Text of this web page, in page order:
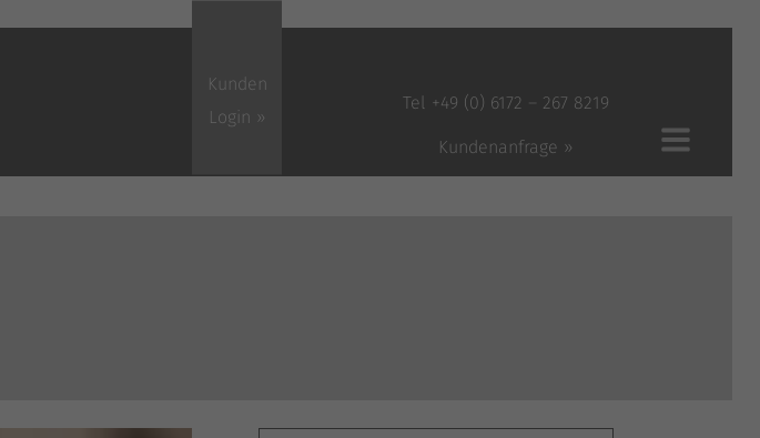
Kunden
Login »
Tel +49 (0) 6172 – 267 8219
Kundenanfrage »